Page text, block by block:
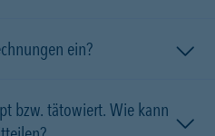
ein?
bzw. tätowiert. Wie kann